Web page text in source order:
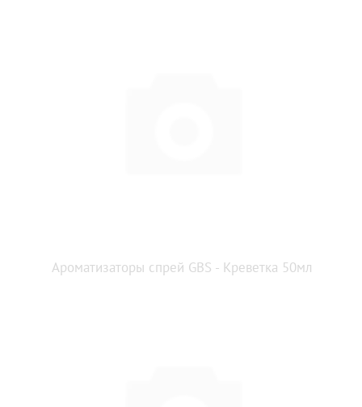
Ароматизаторы спрей GBS - Креветка 50мл